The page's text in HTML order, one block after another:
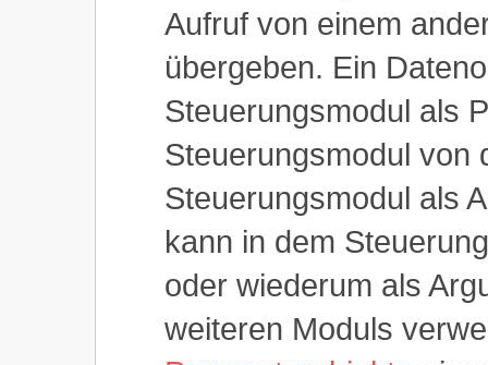
Aufruf von einem
übergeben. Ein
Steuerungsmodul als
Steuerungsmodul von
Steuerungsmodul als
kann in dem
oder wiederum als
weiteren Moduls